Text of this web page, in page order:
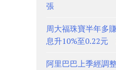
張
周大福珠寶半年多
息升10%至0.22元
阿里巴巴上季經調